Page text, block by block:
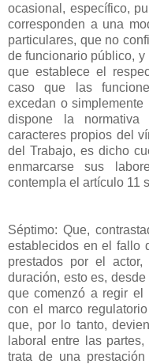
ocasional, específico,
corresponden a una
particulares, que no
de funcionario público,
que establece el
caso que las
excedan o
dispone la
caracteres propios del
del Trabajo, es dicho
enmarcarse sus
contempla el artículo 11
Séptimo: Que,
establecidos en el fallo
prestados por el
duración, esto es,
que comenzó a regir
con el marco
que, por lo tanto,
laboral entre las
trata de una